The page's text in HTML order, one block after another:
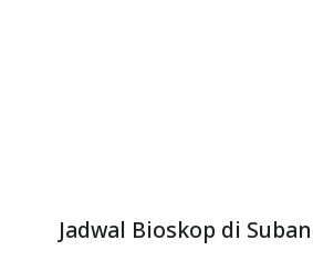
Jadwal Bioskop di